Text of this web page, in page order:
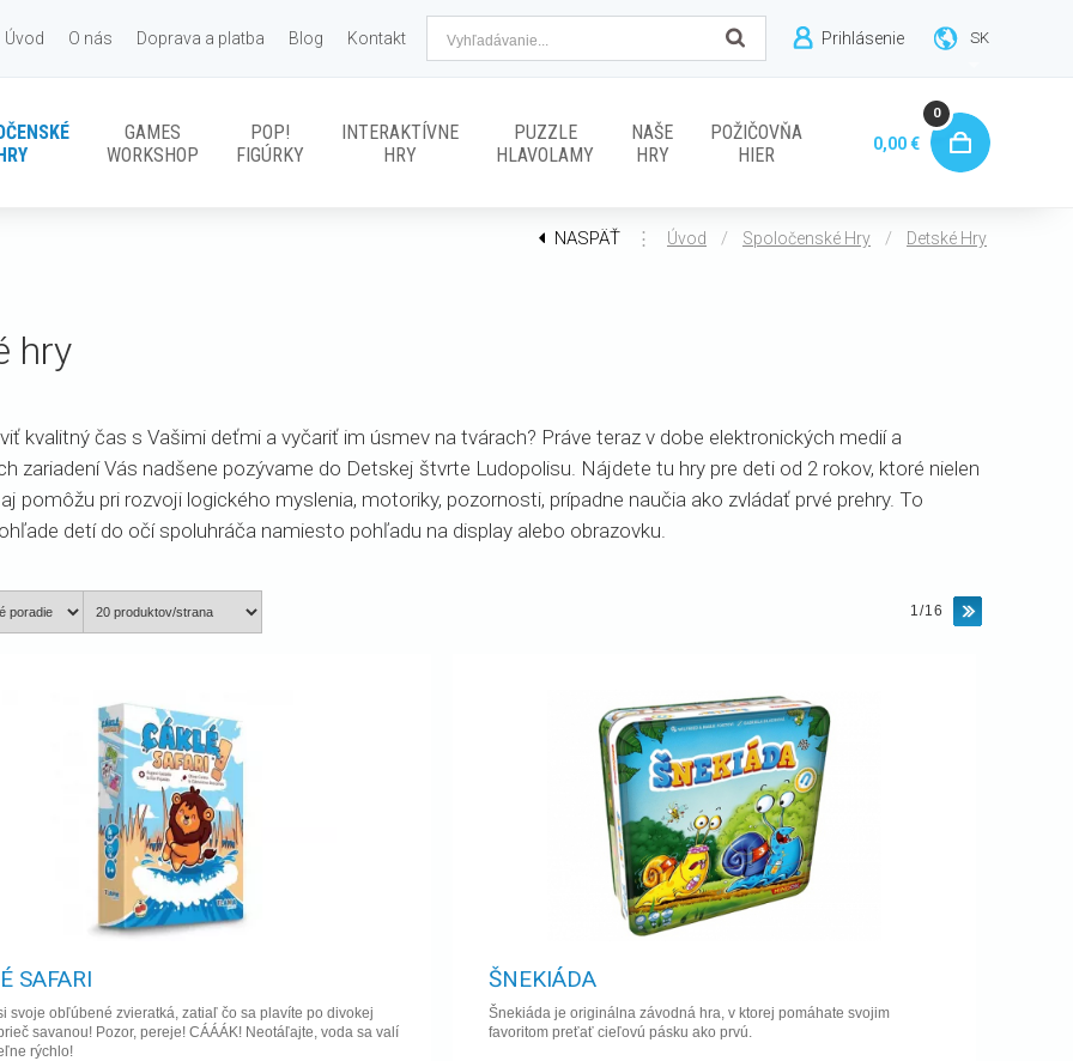
SK
Úvod O nás Doprava a platba Blog Kontakt
GAMES
WORKSHOP
POP!
FIGÚRKY
INTERAKTÍVNE
HRY
PUZZLE
HLAVOLAMY
NAŠE
HRY
POŽIČOVŇA
HIER
Prihlásenie
0,00 €
0
NASPÄŤ ⋮ Úvod / Spoločenské Hry / Detské Hry
hry
kvalitný čas s Vašimi deťmi a vyčariť im úsmev na tvárach? Práve teraz v dobe elektronických medií a
zariadení Vás nadšene pozývame do Detskej štvrte Ludopolisu. Nájdete tu hry pre deti od 2 rokov, ktoré nielen
aj pomôžu pri rozvoji logického myslenia, motoriky, pozornosti, prípadne naučia ako zvládať prvé prehry. To
detí do očí spoluhráča namiesto pohľadu na display alebo obrazovku.
1/16
SAFARI
svoje obľúbené zvieratká, zatiaľ čo sa plavíte po divokej
savanou! Pozor, pereje! CÁÁÁK! Neotáľajte, voda sa valí
rýchlo!
ŠNEKIÁDA
Šnekiáda je originálna závodná hra, v ktorej pomáhate svojim
favoritom preťať cieľovú pásku ako prvú.